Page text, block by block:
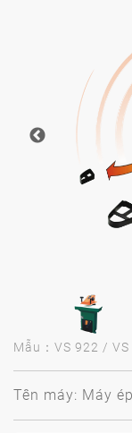
Mẫu：VS 922 /
Tên máy: Máy